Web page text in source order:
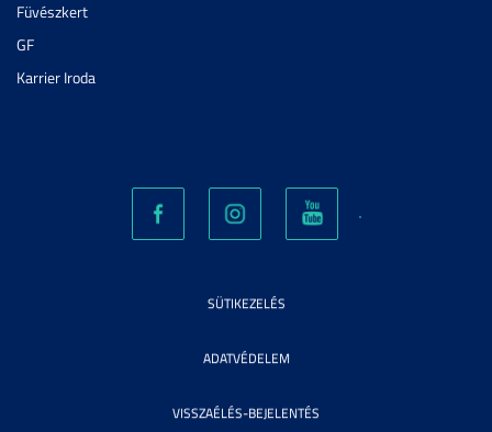
Füvészkert
GF
Karrier Iroda
SÜTIKEZELÉS
ADATVÉDELEM
VISSZAÉLÉS-BEJELENTÉS